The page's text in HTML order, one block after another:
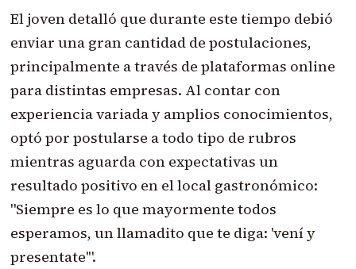
El joven detalló que durante este tiempo debió
enviar una gran cantidad de postulaciones,
principalmente a través de plataformas online
para distintas empresas. Al contar con
experiencia variada y amplios conocimientos,
optó por postularse a todo tipo de rubros
mientras aguarda con expectativas un
resultado positivo en el local gastronómico:
"Siempre es lo que mayormente todos
esperamos, un llamadito que te diga: 'vení y
presentate'".